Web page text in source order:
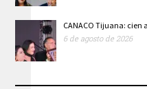
CANACO Tijuana: cien
6 de agosto de 2026